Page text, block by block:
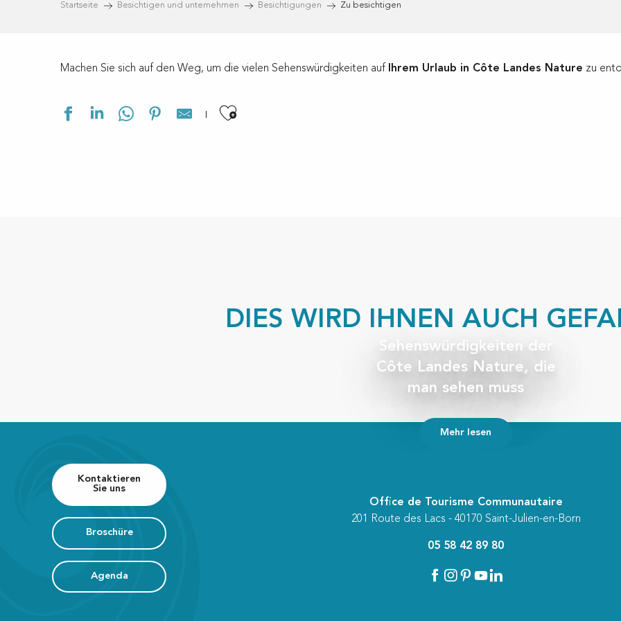
Startseite Besichtigen und unternehmen Besichtigungen Zu besichtigen
Machen Sie sich auf den Weg, um die vielen Sehenswürdigkeiten auf Ihrem Urlaub in Côte Landes Nature zu
Ajouter aux favoris
DIES WIRD IHNEN AUCH
Sehenswürdigkeiten der
Côte Landes Nature, die
man sehen muss
Mehr lesen
Kontaktieren
Sie uns
Broschüre
Agenda
Office de Tourisme Communautaire
201 Route des Lacs - 40170 Saint-Julien-en-Born
05 58 42 89 80